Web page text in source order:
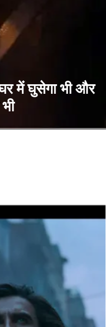
में घुसेगा भी और